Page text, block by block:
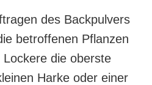
des Backpulvers
betroffenen Pflanzen
die oberste
Harke oder einer